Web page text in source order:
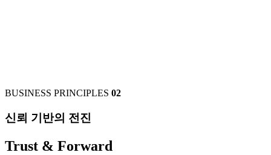
BUSINESS PRINCIPLES 02
신뢰 기반의 전진
Trust & Forward